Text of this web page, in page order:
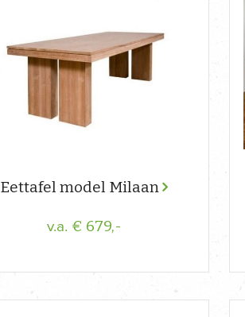
Eettafel model Milaan
v.a. € 679,-